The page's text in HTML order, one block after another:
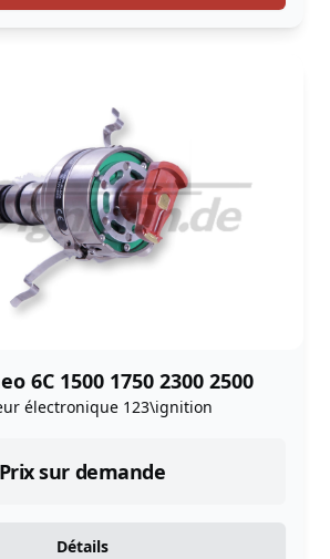
6C 1500 1750 2300 2500
électronique 123\ignition
Prix sur demande
Détails